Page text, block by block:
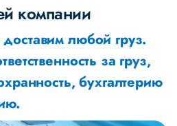
компании
любой груз.
за груз,
бухгалтерию